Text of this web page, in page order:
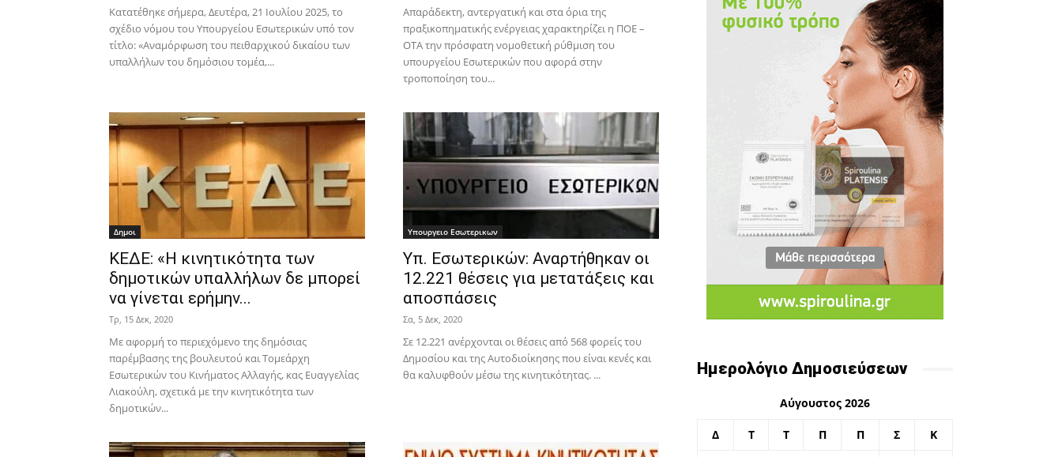
Κατατέθηκε σήμερα, Δευτέρα, 21 Ιουλίου 2025, το
σχέδιο νόμου του Υπουργείου Εσωτερικών υπό τον
τίτλο: «Αναμόρφωση του πειθαρχικού δικαίου των
υπαλλήλων του δημόσιου τομέα,...
Απαράδεκτη, αντεργατική και στα όρια της
πραξικοπηματικής ενέργειας χαρακτηρίζει η ΠΟΕ –
ΟΤΑ την πρόσφατη νομοθετική ρύθμιση του
υπουργείου Εσωτερικών που αφορά στην
τροποποίηση του...
Δημοι
ΚΕΔΕ: «Η κινητικότητα των
δημοτικών υπαλλήλων δε μπορεί
να γίνεται ερήμην...
Τρ, 15 Δεκ, 2020
Με αφορμή το περιεχόμενο της δημόσιας
παρέμβασης της βουλευτού και Τομεάρχη
Εσωτερικών του Κινήματος Αλλαγής, κας Ευαγγελίας
Λιακούλη, σχετικά με την κινητικότητα των
δημοτικών...
Υπουργειο Εσωτερικων
Υπ. Εσωτερικών: Αναρτήθηκαν οι
12.221 θέσεις για μετατάξεις και
αποσπάσεις
Σα, 5 Δεκ, 2020
Σε 12.221 ανέρχονται οι θέσεις από 568 φορείς του
Δημοσίου και της Αυτοδιοίκησης που είναι κενές και
θα καλυφθούν μέσω της κινητικότητας. ...
Ημερολόγιο Δημοσιεύσεων
Αύγουστος 2026
Δ Τ Τ Π Π Σ Κ